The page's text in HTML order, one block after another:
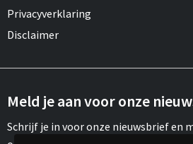
Privacyverklaring
Disclaimer
Meld je aan voor onze
Schrijf je in voor onze nieuwsbrief en